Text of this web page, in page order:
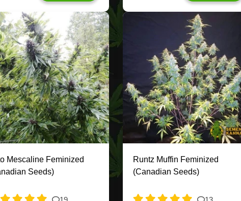
Mescaline Feminized
Seeds)
Runtz Muffin Feminized
(Canadian Seeds)